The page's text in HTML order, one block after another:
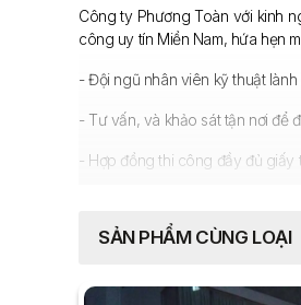
Công ty Phương Toàn với kinh
công uy tín Miền Nam, hứa hẹn
- Đội ngũ nhân viên kỹ thuật
- Tư vấn, và khảo sát tận nơi để
- Hợp đồng thi công đầy đủ giấy
Lắp đặt "Mái
Gọi ngay 0905.333.188 hoặc
SẢN PHẨM CÙNG LOẠI